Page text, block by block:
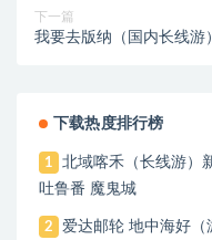
下一篇
我要去版纳（国内长线游
下载热度排行榜
1
北域喀禾（长线游）
吐鲁番 魔鬼城
2 爱达邮轮 地中海好（